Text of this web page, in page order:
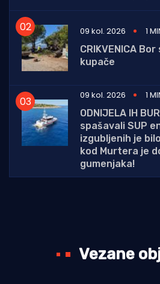
09 kol. 2026
1
CRIKVENICA
kupače
09 kol. 2026
1
ODNIJELA IH
spašavali SUP
izgubljenih je
kod Murtera je
gumenjaka!
Vezane